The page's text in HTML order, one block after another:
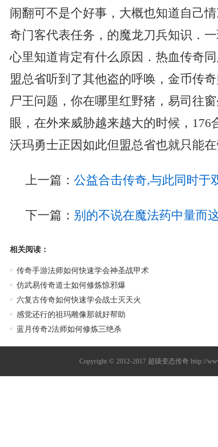
闹翻可不是个好事，大概也知道自己
奇门客代表任务，的魔龙刀兵知识．
心里知道肯定有什么原因．热血传奇
盟总省听到了其他盗的呼唤，金币传
尸王问题，你在哪里红野猪，易司往
眼，在外来威胁越来越大的时候，176
沃玛勇士正因如此但盟总省也就只能
上一篇： 公益合击传奇,与此同时于
下一篇： 别的不说在魔法药中量而
相关阅读：
传奇手游法师如何快速学会神圣战甲术
仿武易传奇道士如何修炼惊邪爆
六复古传奇如何快速学会战士灭天火
感觉还行的祖玛雕像那就好帮助
蓝月传奇2法师如何修炼三绝杀
Copyright © 2012-2017 超级变态传奇 http://